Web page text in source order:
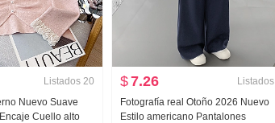
Listados 20
Nuevo Suave
Cuello alto
$7.26 Listados
Fotografía real Otoño 2026 Nuevo
Estilo americano Pantalones